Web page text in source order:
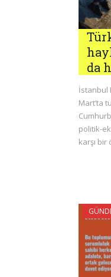
da
İstanbul
Mart’ta
politik-
karşı bir